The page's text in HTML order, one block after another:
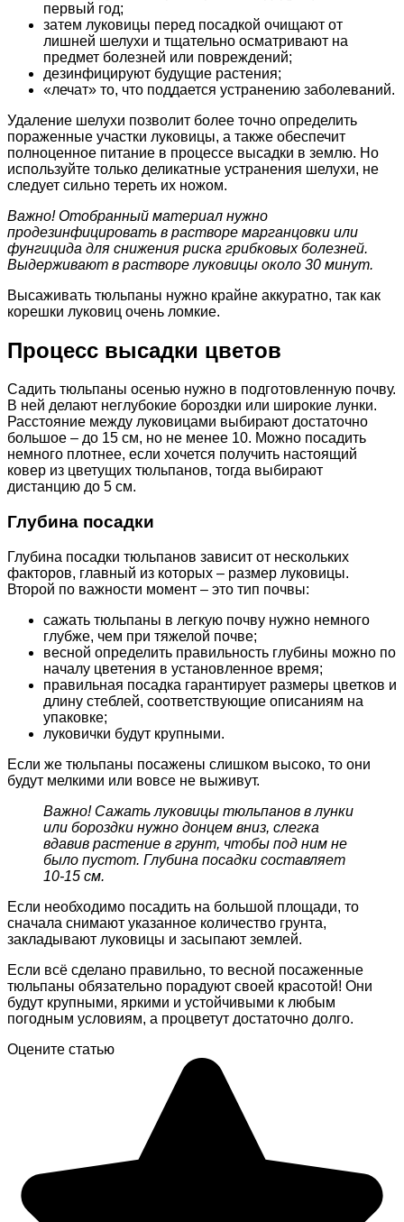
первый год;
затем луковицы перед посадкой очищают от
лишней шелухи и тщательно осматривают на
предмет болезней или повреждений;
дезинфицируют будущие растения;
«лечат» то, что поддается устранению заболеваний.
Удаление шелухи позволит более точно определить
пораженные участки луковицы, а также обеспечит
полноценное питание в процессе высадки в землю. Но
используйте только деликатные устранения шелухи, не
следует сильно тереть их ножом.
Важно! Отобранный материал нужно
продезинфицировать в растворе марганцовки или
фунгицида для снижения риска грибковых болезней.
Выдерживают в растворе луковицы около 30 минут.
Высаживать тюльпаны нужно крайне аккуратно, так как
корешки луковиц очень ломкие.
Процесс высадки цветов
Садить тюльпаны осенью нужно в подготовленную почву.
В ней делают неглубокие бороздки или широкие лунки.
Расстояние между луковицами выбирают достаточно
большое – до 15 см, но не менее 10. Можно посадить
немного плотнее, если хочется получить настоящий
ковер из цветущих тюльпанов, тогда выбирают
дистанцию до 5 см.
Глубина посадки
Глубина посадки тюльпанов зависит от нескольких
факторов, главный из которых – размер луковицы.
Второй по важности момент – это тип почвы:
сажать тюльпаны в легкую почву нужно немного
глубже, чем при тяжелой почве;
весной определить правильность глубины можно по
началу цветения в установленное время;
правильная посадка гарантирует размеры цветков и
длину стеблей, соответствующие описаниям на
упаковке;
луковички будут крупными.
Если же тюльпаны посажены слишком высоко, то они
будут мелкими или вовсе не выживут.
Важно! Сажать луковицы тюльпанов в лунки
или бороздки нужно донцем вниз, слегка
вдавив растение в грунт, чтобы под ним не
было пустот. Глубина посадки составляет
10-15 см.
Если необходимо посадить на большой площади, то
сначала снимают указанное количество грунта,
закладывают луковицы и засыпают землей.
Если всё сделано правильно, то весной посаженные
тюльпаны обязательно порадуют своей красотой! Они
будут крупными, яркими и устойчивыми к любым
погодным условиям, а процветут достаточно долго.
Оцените статью